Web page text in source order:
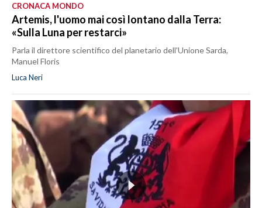
CRONACA MONDO
Artemis, l'uomo mai così lontano dalla Terra:
«Sulla Luna per restarci»
Parla il direttore scientifico del planetario dell'Unione Sarda,
Manuel Floris
Luca Neri